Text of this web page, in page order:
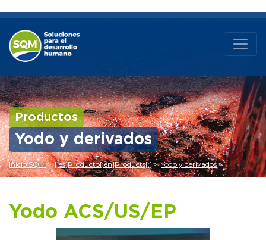
Productos
Yodo y derivados
Inicio SQM [:es]Producto[:en]Products[:] Yodo y derivados
Yodo ACS/US/EP